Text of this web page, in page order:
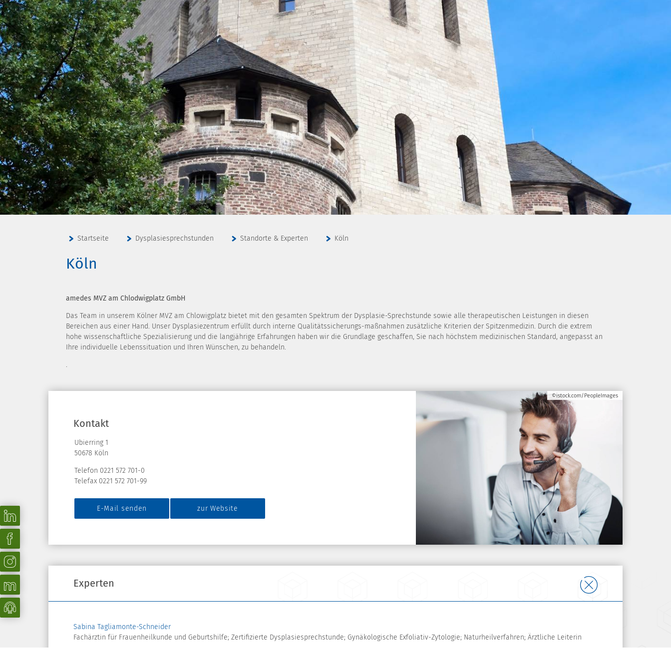
Startseite Dysplasiesprechstunden Standorte & Experten Köln
Köln
amedes MVZ am Chlodwigplatz GmbH
Das Team in unserem Kölner MVZ am Chlowigplatz bietet mit den gesamten Spektrum der Dysplasie-Sprechstunde sowie alle therapeutischen Leistungen in diesen
Bereichen aus einer Hand. Unser Dysplasiezentrum erfüllt durch interne Qualitätssicherungs-maßnahmen zusätzliche Kriterien der Spitzenmedizin. Durch die extrem
hohe wissenschaftliche Spezialisierung und die langjährige Erfahrungen haben wir die Grundlage geschaffen, Sie nach höchstem medizinischen Standard, angepasst an
Ihre individuelle Lebenssituation und Ihren Wünschen, zu behandeln.
.
Kontakt
Ubierring 1
50678 Köln
Telefon 0221 572 701-0
Telefax 0221 572 701-99
E-Mail senden zur Website
©istock.com/PeopleImages
Experten
Sabina Tagliamonte-Schneider
Fachärztin für Frauenheilkunde und Geburtshilfe; Zertifizierte Dysplasiesprechstunde; Gynäkologische Exfoliativ-Zytologie; Naturheilverfahren; Ärztliche Leiterin